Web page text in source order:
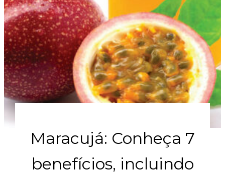
Maracujá: Conheça 7
benefícios, incluindo